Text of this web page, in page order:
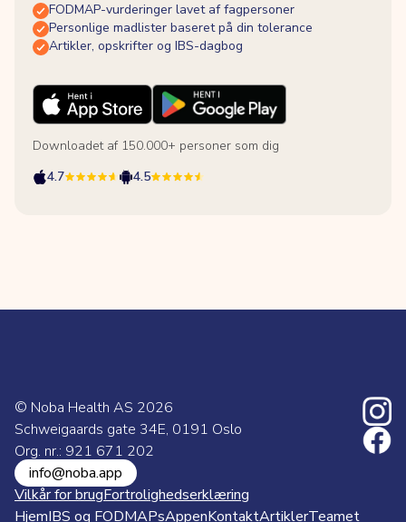
FODMAP-vurderinger lavet af fagpersoner
Personlige madlister baseret på din tolerance
Artikler, opskrifter og IBS-dagbog
Downloadet af 150.000+ personer som dig
4.7
4.5
© Noba Health AS 2026
Schweigaards gate 34E, 0191 Oslo
Org. nr.: 921 671 202
info@noba.app
Vilkår for brugFortrolighedserklæring
HjemIBS og FODMAPsAppenKontaktArtiklerTeamet